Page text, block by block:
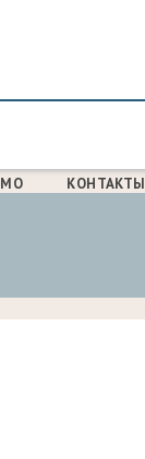
КОНТАКТЫ